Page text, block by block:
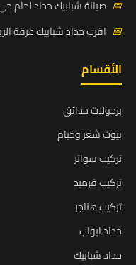
📅 صيانة شبابيك حداد لحام
📅 اقرب حداد شبابيك عرقة
الأقسام
برجولات حدائق
بيوت شعر وخيام
تركيب سواتر
تركيب قرميد
تركيب هناجر
حداد ابواب
حداد شبابيك